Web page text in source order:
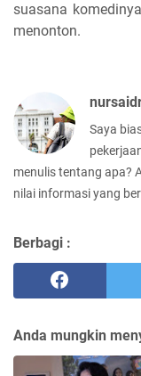
suasana
menonton.
Saya
menulis tentang apa?
nilai informasi yang
Berbagi :
Anda mungkin